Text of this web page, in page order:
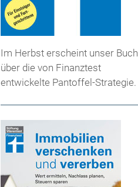
Im Herbst erscheint unser Buch
über die von Finanztest
entwickelte Pantoffel-Strategie.